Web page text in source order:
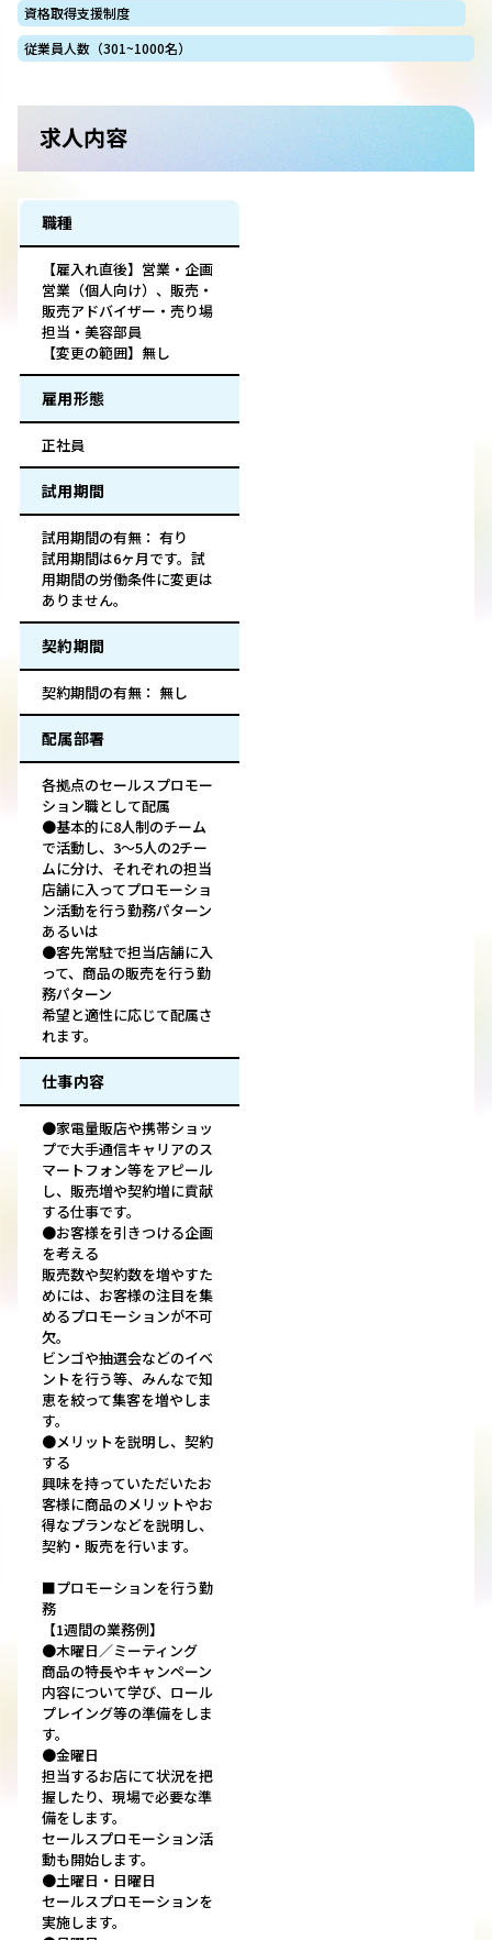
資格取得支援制度
従業員人数（301~1000名）
求人内容
職種
【雇入れ直後】営業・企画
営業（個人向け）、販売・
販売アドバイザー・売り場
担当・美容部員
【変更の範囲】無し
雇用形態
正社員
試用期間
試用期間の有無： 有り
試用期間は6ヶ月です。試
用期間の労働条件に変更は
ありません。
契約期間
契約期間の有無： 無し
配属部署
各拠点のセールスプロモー
ション職として配属
●基本的に8人制のチーム
で活動し、3～5人の2チー
ムに分け、それぞれの担当
店舗に入ってプロモーショ
ン活動を行う勤務パターン
あるいは
●客先常駐で担当店舗に入
って、商品の販売を行う勤
務パターン
希望と適性に応じて配属さ
れます。
仕事内容
●家電量販店や携帯ショッ
プで大手通信キャリアのス
マートフォン等をアピール
し、販売増や契約増に貢献
する仕事です。
●お客様を引きつける企画
を考える
販売数や契約数を増やすた
めには、お客様の注目を集
めるプロモーションが不可
欠。
ビンゴや抽選会などのイベ
ントを行う等、みんなで知
恵を絞って集客を増やしま
す。
●メリットを説明し、契約
する
興味を持っていただいたお
客様に商品のメリットやお
得なプランなどを説明し、
契約・販売を行います。
■プロモーションを行う勤
務
【1週間の業務例】
●木曜日／ミーティング
商品の特長やキャンペーン
内容について学び、ロール
プレイング等の準備をしま
す。
●金曜日
担当するお店にて状況を把
握したり、現場で必要な準
備をします。
セールスプロモーション活
動も開始します。
●土曜日・日曜日
セールスプロモーションを
実施します。